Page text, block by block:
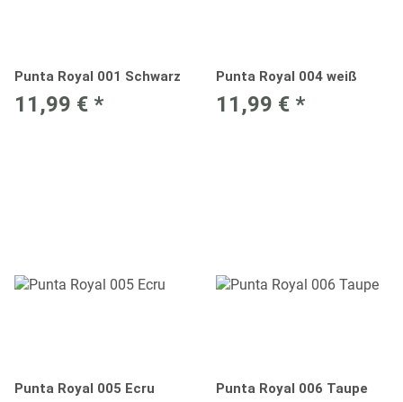
Punta Royal 001 Schwarz
11,99 € *
Punta Royal 004 weiß
11,99 € *
Punta Royal 005 Ecru Punta Royal 006 Taupe